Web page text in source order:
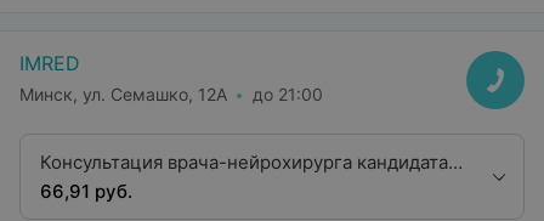
IMRED
Минск, ул. Семашко, 12А до 21:00
Консультация врача-нейрохирурга кандидата
медицинских наук
66,91 руб.